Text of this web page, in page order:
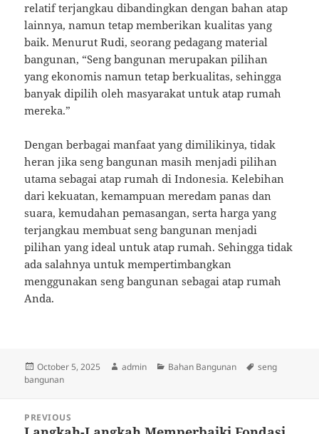
relatif terjangkau dibandingkan dengan bahan atap
lainnya, namun tetap memberikan kualitas yang
baik. Menurut Rudi, seorang pedagang material
bangunan, “Seng bangunan merupakan pilihan
yang ekonomis namun tetap berkualitas, sehingga
banyak dipilih oleh masyarakat untuk atap rumah
mereka.”
Dengan berbagai manfaat yang dimilikinya, tidak
heran jika seng bangunan masih menjadi pilihan
utama sebagai atap rumah di Indonesia. Kelebihan
dari kekuatan, kemampuan meredam panas dan
suara, kemudahan pemasangan, serta harga yang
terjangkau membuat seng bangunan menjadi
pilihan yang ideal untuk atap rumah. Sehingga tidak
ada salahnya untuk mempertimbangkan
menggunakan seng bangunan sebagai atap rumah
Anda.
Posted
on
October 5, 2025 Author
admin Categories
Bahan Bangunan Tags
seng
bangunan
navigation
PREVIOUS